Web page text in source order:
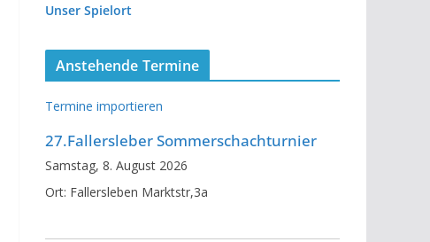
Unser Spielort
Anstehende Termine
Termine importieren
27.Fallersleber Sommerschachturnier
Samstag, 8. August 2026
Ort: Fallersleben Marktstr,3a